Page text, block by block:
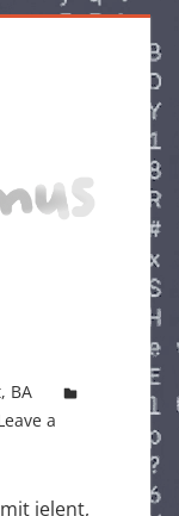
BA
a
jelent,